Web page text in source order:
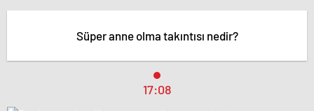
Süper anne olma takıntısı nedir?
17:08